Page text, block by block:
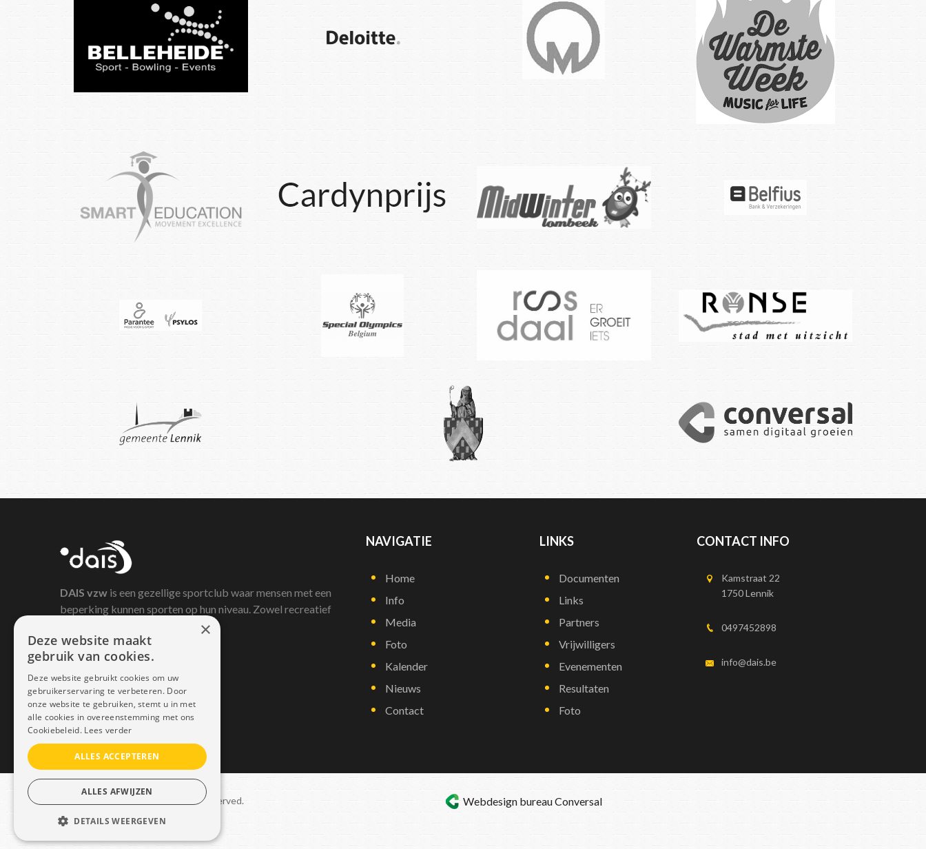
DAIS vzw is een gezellige sportclub waar mensen met een
beperking kunnen sporten op hun niveau. Zowel recreatief
NAVIGATIE
Home
Info
Media
Foto
Kalender
Nieuws
Contact
LINKS
Documenten
Links
Partners
Vrijwilligers
Evenementen
Resultaten
Foto
CONTACT INFO
Kamstraat 22
1750 Lennik
0497452898
info@dais.be
Copyright © 2021 Dais. All rights reserved.
Sitemap–GDPR
Webdesign bureauConversal
×
Deze website maakt
gebruik van cookies.
Deze website gebruikt cookies om uw
gebruikerservaring te verbeteren. Door
onze website te gebruiken, stemt u in met
alle cookies in overeenstemming met ons
Cookiebeleid. Lees verder
ALLES ACCEPTEREN
ALLES AFWIJZEN
DETAILS WEERGEVEN
STRIKT NOODZAKELIJK